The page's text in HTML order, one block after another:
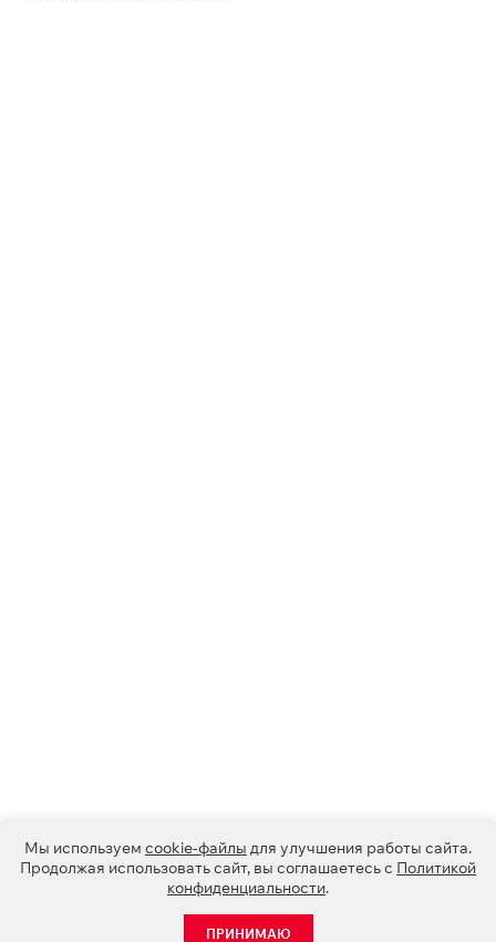
Мы используем cookie-файлы для улучшения работы сайта.
Продолжая использовать сайт, вы соглашаетесь с Политикой
конфиденциальности.
ПРИНИМАЮ